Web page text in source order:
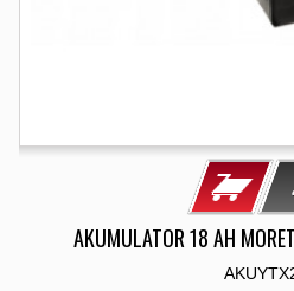
AKUMULATOR 18 AH